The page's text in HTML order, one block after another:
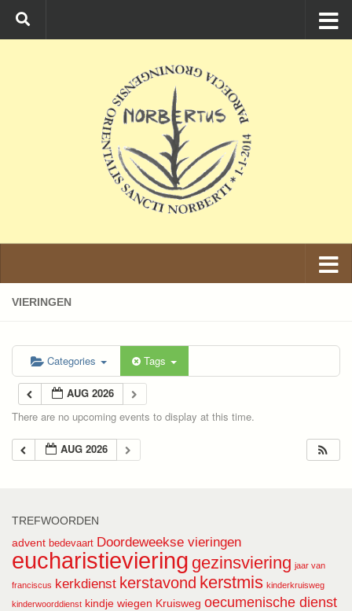
Ga naar de inhoud
VIERINGEN
Categories Tags
AUG 2026
There are no upcoming events to display at this time.
AUG 2026
TREFWOORDEN
advent bedevaart Doordeweekse vieringen
eucharistieviering gezinsviering jaar van
franciscus kerkdienst kerstavond kerstmis kinderkruisweg
kinderwoorddienst kindje wiegen Kruisweg oecumenische dienst